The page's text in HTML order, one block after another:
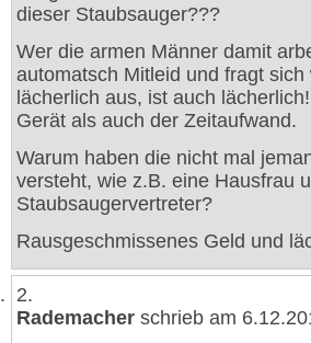
dieser Staubsauger???
Wer die armen Männer damit
automatsch Mitleid und fragt
lächerlich aus, ist auch
Gerät als auch der Zeitaufwand.
Warum haben die nicht mal
versteht, wie z.B. eine Hausfrau
Staubsaugervertreter?
Rausgeschmissenes Geld und
2.
Rademacher schrieb am